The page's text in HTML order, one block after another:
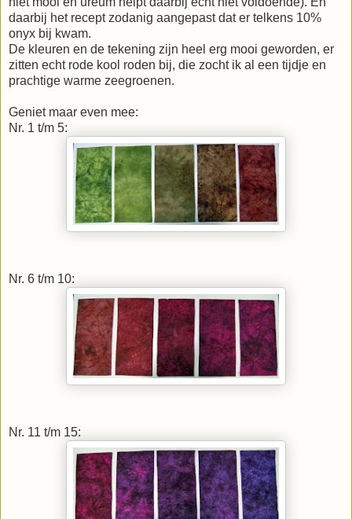
daarbij het recept zodanig aangepast dat er telkens 10%
onyx bij kwam.
De kleuren en de tekening zijn heel erg mooi geworden, er
zitten echt rode kool roden bij, die zocht ik al een tijdje en
prachtige warme zeegroenen.
Geniet maar even mee:
Nr. 1 t/m 5:
Nr. 6 t/m 10:
Nr. 11 t/m 15: